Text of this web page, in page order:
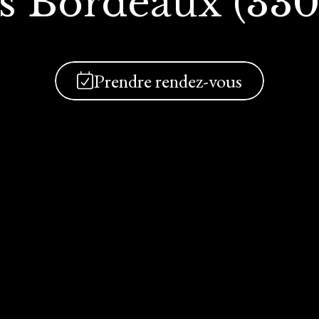
Prendre rendez-vous